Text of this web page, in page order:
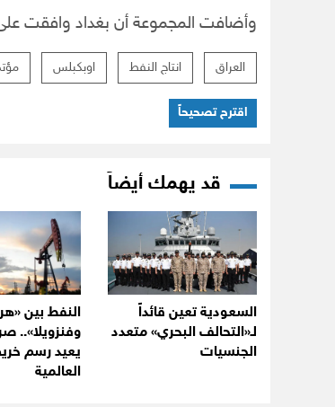
وأضافت المجموعة أن بغداد وافقت
العراق انتاج النفط اوبكبلس
اقترح تصحيحاً
قد يهمك أيضاً
السعودية تعين قائداً
لـ«التحالف البحري» متعدد
الجنسيات
النفط بين
وفنزويلا»..
يعيد رسم
العالمية